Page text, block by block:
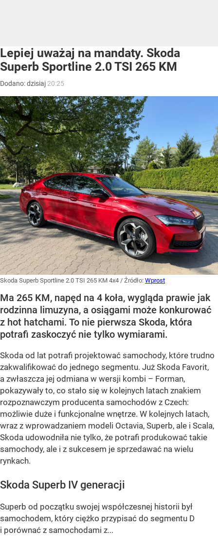
Lepiej uważaj na mandaty. Skoda
Superb Sportline 2.0 TSI 265 KM
Dodano:dzisiaj 20:25
Skoda Superb Sportline 2.0 TSI 265 KM 4x4 / Źródło: Wprost
Ma 265 KM, napęd na 4 koła, wygląda prawie jak
rodzinna limuzyna, a osiągami może konkurować
z hot hatchami. To nie pierwsza Skoda, która
potrafi zaskoczyć nie tylko wymiarami.
Skoda od lat potrafi projektować samochody, które trudno
zakwalifikować do jednego segmentu. Już Skoda Favorit,
a zwłaszcza jej odmiana w wersji kombi – Forman,
pokazywały to, co stało się w kolejnych latach znakiem
rozpoznawczym producenta samochodów z Czech:
możliwie duże i funkcjonalne wnętrze. W kolejnych latach,
wraz z wprowadzaniem modeli Octavia, Superb, ale i Scala,
Skoda udowodniła nie tylko, że potrafi produkować takie
samochody, ale i z sukcesem je sprzedawać na wielu
rynkach.
Skoda Superb IV generacji
Superb od początku swojej współczesnej historii był
samochodem, który ciężko przypisać do segmentu D
i porównać z samochodami z...